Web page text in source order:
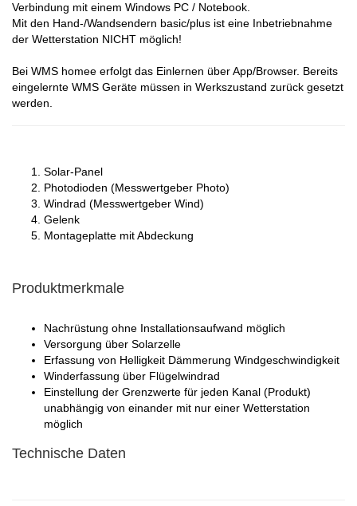
Verbindung mit einem Windows PC / Notebook.
Mit den Hand-/Wandsendern basic/plus ist eine Inbetriebnahme
der Wetterstation NICHT möglich!
Bei WMS homee erfolgt das Einlernen über App/Browser. Bereits
eingelernte WMS Geräte müssen in Werkszustand zurück gesetzt
werden.
Solar-Panel
Photodioden (Messwertgeber Photo)
Windrad (Messwertgeber Wind)
Gelenk
Montageplatte mit Abdeckung
Produktmerkmale
Nachrüstung ohne Installationsaufwand möglich
Versorgung über Solarzelle
Erfassung von Helligkeit Dämmerung Windgeschwindigkeit
Winderfassung über Flügelwindrad
Einstellung der Grenzwerte für jeden Kanal (Produkt)
unabhängig von einander mit nur einer Wetterstation
möglich
Technische Daten